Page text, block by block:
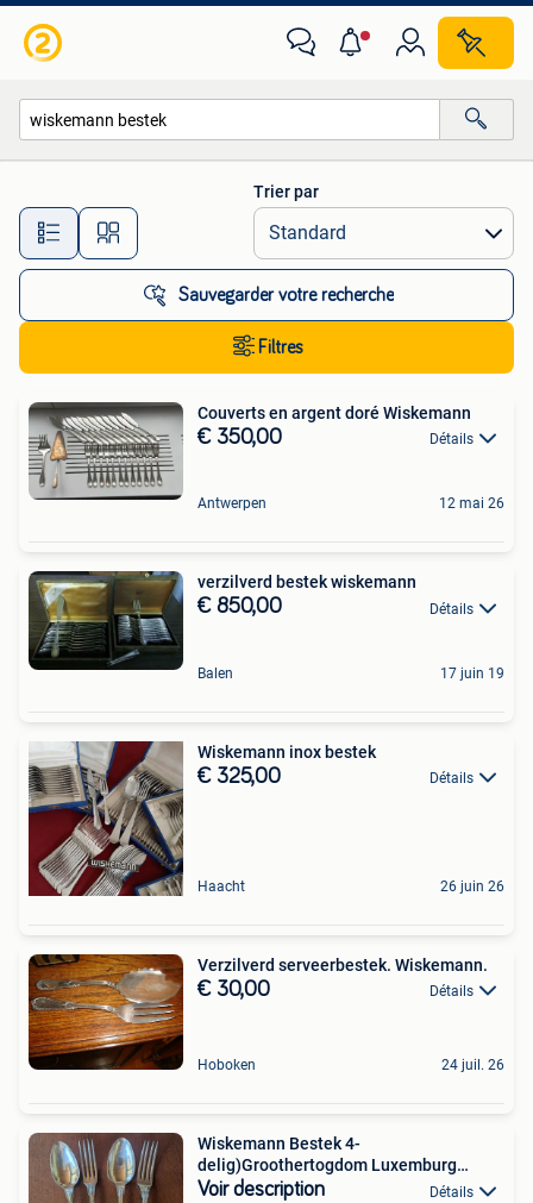
Toutes les distances…
Trier par
Sauvegarder votre recherche
Filtres
Couverts en argent doré Wiskemann
€ 350,00 Détails
Antwerpen 12 mai 26
verzilverd bestek wiskemann
€ 850,00 Détails
Balen 17 juin 19
Wiskemann inox bestek
€ 325,00 Détails
Haacht 26 juin 26
Verzilverd serveerbestek. Wiskemann.
€ 30,00 Détails
Hoboken 24 juil. 26
Wiskemann Bestek 4-
delig)Groothertogdom Luxemburg
1952/1957
Voir description Détails